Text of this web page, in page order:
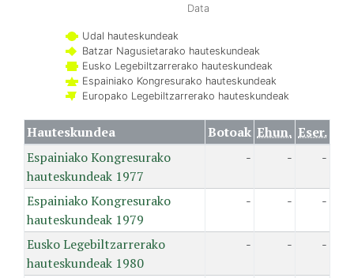
Data
Udal hauteskundeak
Batzar Nagusietarako hauteskundeak
Eusko Legebiltzarrerako hauteskundeak
Espainiako Kongresurako hauteskundeak
Europako Legebiltzarrerako hauteskundeak
Hauteskundea Botoak Ehun. Eser.
Espainiako Kongresurako
hauteskundeak 1977
- - -
Espainiako Kongresurako
hauteskundeak 1979
- - -
Eusko Legebiltzarrerako
hauteskundeak 1980
- - -